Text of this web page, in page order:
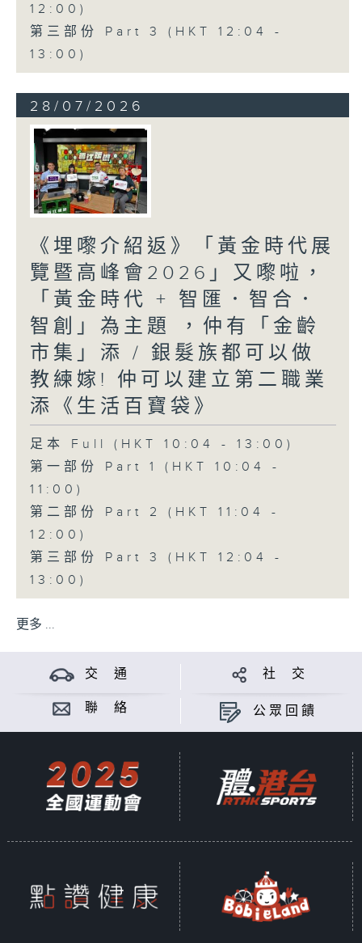
12:00)
第三部份 Part 3 (HKT 12:04 -
13:00)
28/07/2026
《埋嚟介紹返》「黃金時代展
覽暨高峰會2026」又嚟啦，
「黃金時代 + 智匯．智合．
智創」為主題 ，仲有「金齡
市集」添 / 銀髮族都可以做
教練嫁! 仲可以建立第二職業
添《生活百寶袋》
足本 Full (HKT 10:04 - 13:00)
第一部份 Part 1 (HKT 10:04 -
11:00)
第二部份 Part 2 (HKT 11:04 -
12:00)
第三部份 Part 3 (HKT 12:04 -
13:00)
更多 ...
交 通 社 交
聯 絡 公眾回饋